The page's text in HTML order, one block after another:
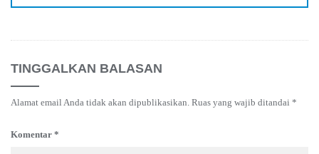
TINGGALKAN BALASAN
Alamat email Anda tidak akan dipublikasikan. Ruas yang wajib ditandai *
Komentar *